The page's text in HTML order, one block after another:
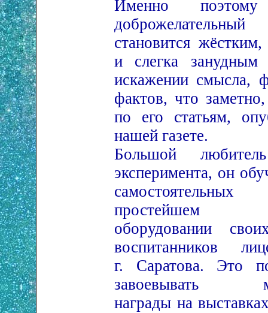
Именно
доброжелательный
становится
и слегка
искажении смысла,
фактов, что
по его статьям,
нашей газете.
Большой
эксперимента, он
простейшем
оборудовании
г. Саратова. Это
завоевывать
награды на